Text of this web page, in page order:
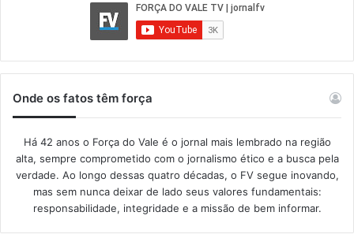
Onde os fatos têm força
Há 42 anos o Força do Vale é o jornal mais lembrado na região
alta, sempre comprometido com o jornalismo ético e a busca pela
verdade. Ao longo dessas quatro décadas, o FV segue inovando,
mas sem nunca deixar de lado seus valores fundamentais:
responsabilidade, integridade e a missão de bem informar.​